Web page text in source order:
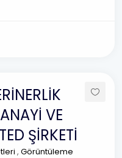
VE
ŞİRKETİ
, Görüntüleme